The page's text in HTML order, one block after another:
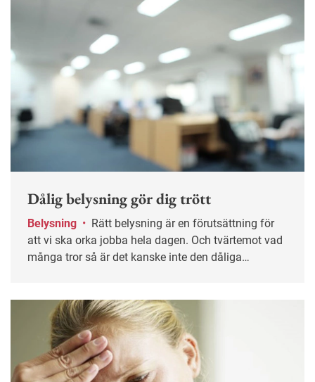
Dålig belysning gör dig trött
Belysning •
att vi ska orka jobba hela dagen. Och tvärtemot vad
många tror så är det kanske inte den dåliga